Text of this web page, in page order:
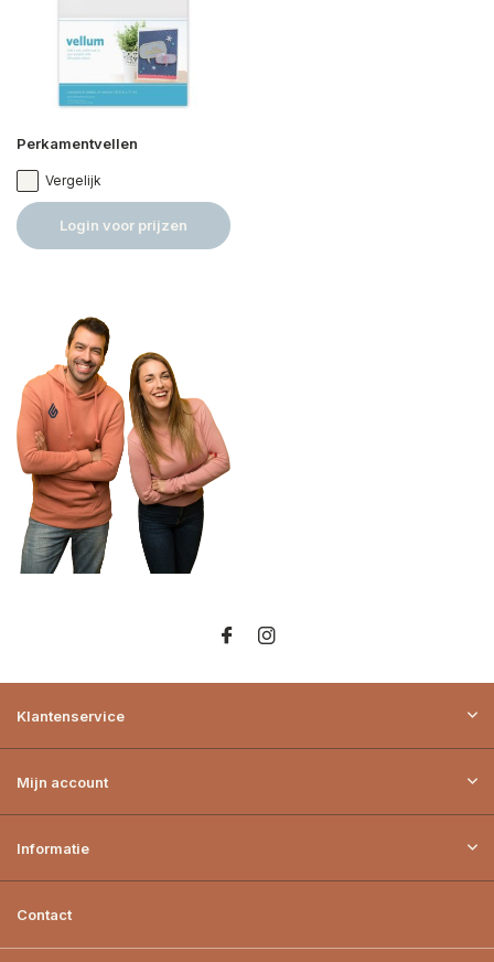
Perkamentvellen
Vergelijk
Login voor prijzen
Klantenservice
Mijn account
Informatie
Contact